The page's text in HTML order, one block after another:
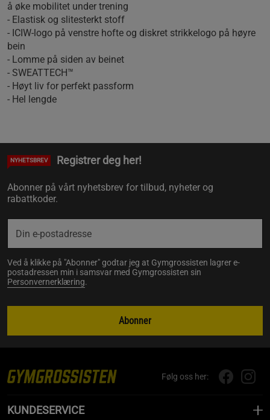
å øke mobilitet under trening
- Elastisk og slitesterkt stoff
- ICIW-logo på venstre hofte og diskret strikkelogo på høyre
bein
- Lomme på siden av beinet
- SWEATTECH™
- Høyt liv for perfekt passform
- Hel lengde
NYHETSBREV Registrer deg her!
Abonner på vårt nyhetsbrev for tilbud, nyheter og
rabattkoder.
Ved å klikke på "Abonner" godtar jeg at Gymgrossisten lagrer e-
postadressen min i samsvar med Gymgrossisten sin
Personvernerklæring.
Abonner
Følg oss her:
KUNDESERVICE